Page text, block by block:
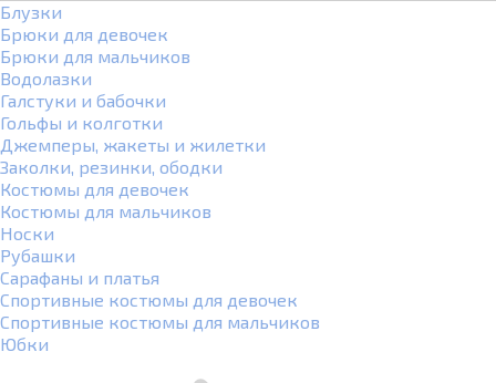
Блузки
Брюки для девочек
Брюки для мальчиков
Водолазки
Галстуки и бабочки
Гольфы и колготки
Джемперы, жакеты и жилетки
Заколки, резинки, ободки
Костюмы для девочек
Костюмы для мальчиков
Носки
Рубашки
Сарафаны и платья
Спортивные костюмы для девочек
Спортивные костюмы для мальчиков
Юбки